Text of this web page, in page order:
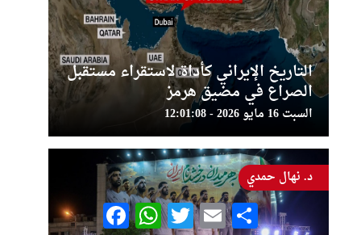
التاريخ الإيراني كأداة لاستقراء مستقبل
الصراع في مضيق هرمز
السبت 16 مايو 2026 - 12:01:08
د. نهال حمدي
FacebookWhatsAppTwitter Email Share